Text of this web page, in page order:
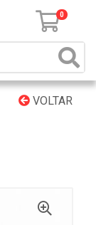
0
VOLTAR